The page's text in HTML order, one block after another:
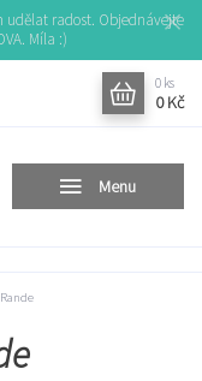
udělat radost. Objednávejte
Míla :)
Menu
0 ks
0 Kč